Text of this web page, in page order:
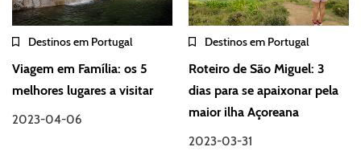
Destinos em Portugal
Viagem em Família: os 5
melhores lugares a visitar
2023-04-06
Destinos em Portugal
Roteiro de São Miguel: 3
dias para se apaixonar pela
maior ilha Açoreana
2023-03-31